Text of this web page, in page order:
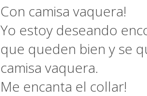
Con camisa vaquera!
Yo estoy deseando
que queden bien y se
camisa vaquera.
Me encanta el collar!